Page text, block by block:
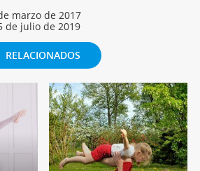
marzo de 2017
de julio de 2019
RELACIONADOS